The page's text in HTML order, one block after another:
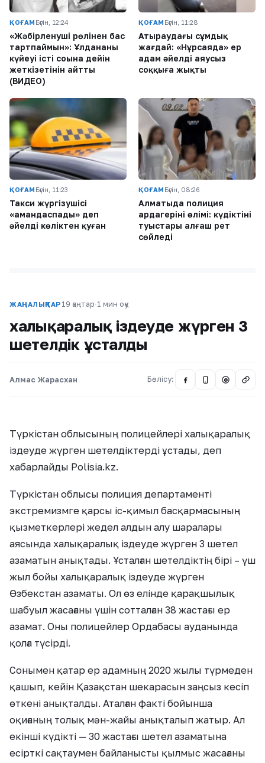
ҚОҒАМ Бүгін, 12:24
«Жәбірленуші рөлінен бас
тартпаймын»: Ұлдананың
күйеуі істі соңына дейін
жеткізетінін айтты
(ВИДЕО)
ҚОҒАМ Бүгін, 11:28
Атыраудағы сұмдық
жағдай: «Нұрсаяда» ер
адам әйелді аяусыз
соққыға жықты
ҚОҒАМ Бүгін, 11:23
Такси жүргізушісі
«амандаспады» деп
әйелді көліктен қуған
ҚОҒАМ Бүгін, 08:26
Алматыда полиция
ардагерінің өлімі: күдіктінің
туыстары алғаш рет
сөйледі
ЖАҢАЛЫҚТАР 19 қаңтар·1 мин оқу
халықаралық іздеуде жүрген 3
шетелдік ұсталды
Алмас Жарасхан Бөлісу: @
Түркістан облысының полицейлері халықаралық
іздеуде жүрген шетелдіктерді ұстады, деп
хабарлайды Polisia.kz.
Түркістан облысы полиция департаменті
экстремизмге қарсы іс-қимыл басқармасының
қызметкерлері жедел алдын алу шаралары
аясында халықаралық іздеуде жүрген 3 шетел
азаматын анықтады. Ұсталған шетелдіктің бірі – үш
жыл бойы халықаралық іздеуде жүрген
Өзбекстан азаматы. Ол өз елінде қарақшылық
шабуыл жасағаны үшін сотталған 38 жастағы ер
азамат. Оны полицейлер Ордабасы ауданында
қолға түсірді.
Сонымен қатар ер адамның 2020 жылы түрмеден
қашып, кейін Қазақстан шекарасын заңсыз кесіп
өткені анықталды. Аталған факті бойынша
оқиғаның толық мән-жайы анықталып жатыр. Ал
екінші күдікті — 30 жастағы шетел азаматына
есірткі сақтаумен байланысты қылмыс жасағаны